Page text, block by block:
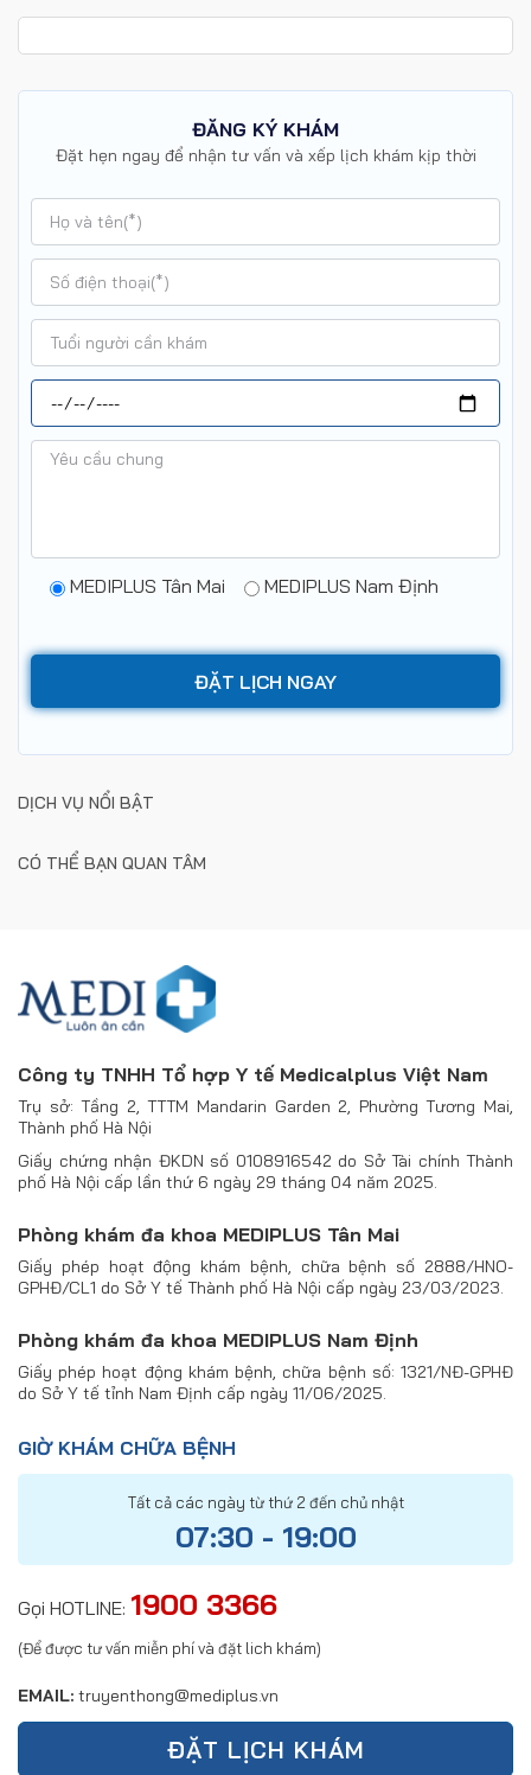
ĐĂNG KÝ KHÁM
Đặt hẹn ngay để nhận tư vấn và xếp lịch khám kịp thời
MEDIPLUS Tân Mai MEDIPLUS Nam Định
DỊCH VỤ NỔI BẬT
CÓ THỂ BẠN QUAN TÂM
Công ty TNHH Tổ hợp Y tế Medicalplus Việt Nam
Trụ sở: Tầng 2, TTTM Mandarin Garden 2, Phường Tương Mai,
Thành phố Hà Nội
Giấy chứng nhận ĐKDN số 0108916542 do Sở Tài chính Thành
phố Hà Nội cấp lần thứ 6 ngày 29 tháng 04 năm 2025.
Phòng khám đa khoa MEDIPLUS Tân Mai
Giấy phép hoạt động khám bệnh, chữa bệnh số 2888/HNO-
GPHĐ/CL1 do Sở Y tế Thành phố Hà Nội cấp ngày 23/03/2023.
Phòng khám đa khoa MEDIPLUS Nam Định
Giấy phép hoạt động khám bệnh, chữa bệnh số: 1321/NĐ-GPHĐ
do Sở Y tế tỉnh Nam Định cấp ngày 11/06/2025.
GIỜ KHÁM CHỮA BỆNH
Tất cả các ngày từ thứ 2 đến chủ nhật
07:30 - 19:00
Gọi HOTLINE: 1900 3366
(Để được tư vấn miễn phí và đặt lich khám)
EMAIL: truyenthong@mediplus.vn
ĐẶT LỊCH KHÁM